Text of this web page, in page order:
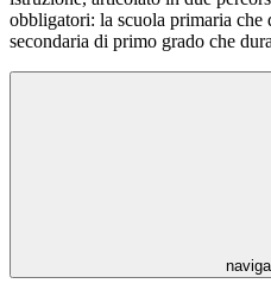
obbligatori: la scuola primaria che
secondaria di primo grado che